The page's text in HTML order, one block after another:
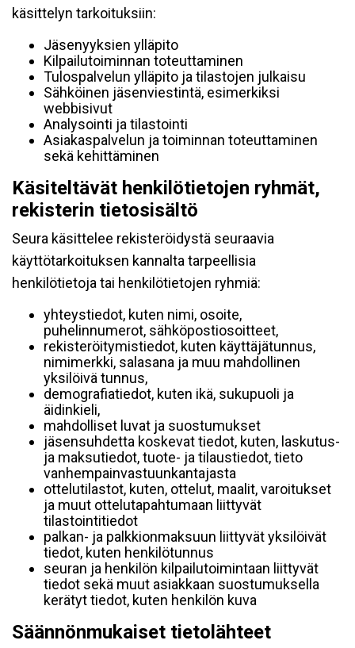
käsittelyn tarkoituksiin:
Jäsenyyksien ylläpito
Kilpailutoiminnan toteuttaminen
Tulospalvelun ylläpito ja tilastojen julkaisu
Sähköinen jäsenviestintä, esimerkiksi
webbisivut
Analysointi ja tilastointi
Asiakaspalvelun ja toiminnan toteuttaminen
sekä kehittäminen
Käsiteltävät henkilötietojen ryhmät,
rekisterin tietosisältö
Seura käsittelee rekisteröidystä seuraavia
käyttötarkoituksen kannalta tarpeellisia
henkilötietoja tai henkilötietojen ryhmiä:
yhteystiedot, kuten nimi, osoite,
puhelinnumerot, sähköpostiosoitteet,
rekisteröitymistiedot, kuten käyttäjätunnus,
nimimerkki, salasana ja muu mahdollinen
yksilöivä tunnus,
demografiatiedot, kuten ikä, sukupuoli ja
äidinkieli,
mahdolliset luvat ja suostumukset
jäsensuhdetta koskevat tiedot, kuten, laskutus-
ja maksutiedot, tuote- ja tilaustiedot, tieto
vanhempainvastuunkantajasta
ottelutilastot, kuten, ottelut, maalit, varoitukset
ja muut ottelutapahtumaan liittyvät
tilastointitiedot
palkan- ja palkkionmaksuun liittyvät yksilöivät
tiedot, kuten henkilötunnus
seuran ja henkilön kilpailutoimintaan liittyvät
tiedot sekä muut asiakkaan suostumuksella
kerätyt tiedot, kuten henkilön kuva
Säännönmukaiset tietolähteet